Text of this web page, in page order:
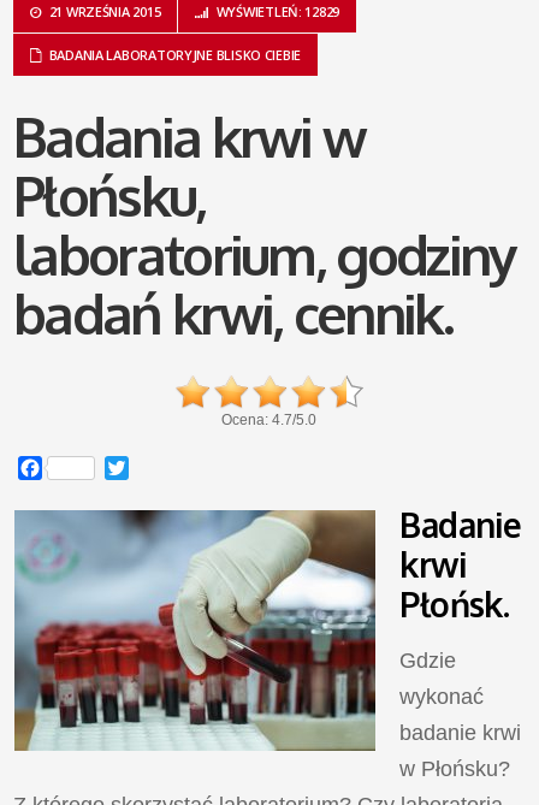
21 WRZEŚNIA 2015 WYŚWIETLEŃ: 12829
BADANIA LABORATORYJNE BLISKO CIEBIE
Badania krwi w
Płońsku,
laboratorium, godziny
badań krwi, cennik.
Ocena:4.7/5.0
Facebook
Badanie
krwi
Płońsk.
Gdzie
wykonać
badanie krwi
w Płońsku?